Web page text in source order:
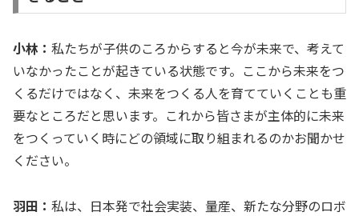
小林： 私たちが子供のころからすると今が未来で、考えて
いなかったことが起きている状態です。ここから未来をつ
くるだけではなく、未来をつくる人を育てていくことも重
要なところだと思います。これから皆さまが主体的に未来
をつくっていく時にどの領域に取り組まれるのかお聞かせ
ください。
羽田： 私は、日本発で社会実装、量産、新たな分野のロボ